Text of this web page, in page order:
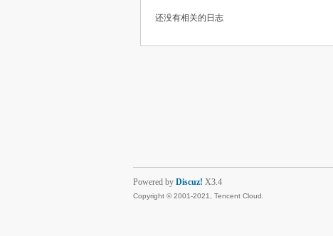
还没有相关的日志
Powered by Discuz! X3.4
Copyright © 2001-2021, Tencent Cloud.